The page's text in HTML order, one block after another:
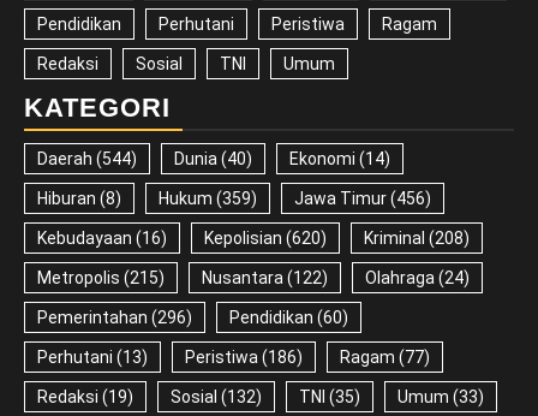
Pendidikan Perhutani Peristiwa Ragam
Redaksi Sosial TNI Umum
KATEGORI
Daerah (544) Dunia (40) Ekonomi (14)
Hiburan (8) Hukum (359) Jawa Timur(456)
Kebudayaan (16) Kepolisian (620) Kriminal (208)
Metropolis (215) Nusantara (122) Olahraga (24)
Pemerintahan (296) Pendidikan (60)
Perhutani (13) Peristiwa (186) Ragam (77)
Redaksi (19) Sosial (132) TNI (35) Umum (33)